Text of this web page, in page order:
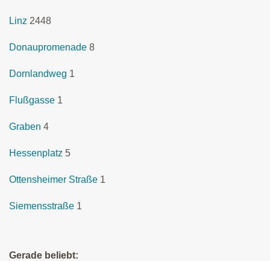
Linz 2448
Donaupromenade 8
Dornlandweg 1
Flußgasse 1
Graben 4
Hessenplatz 5
Ottensheimer Straße 1
Siemensstraße 1
Gerade beliebt: